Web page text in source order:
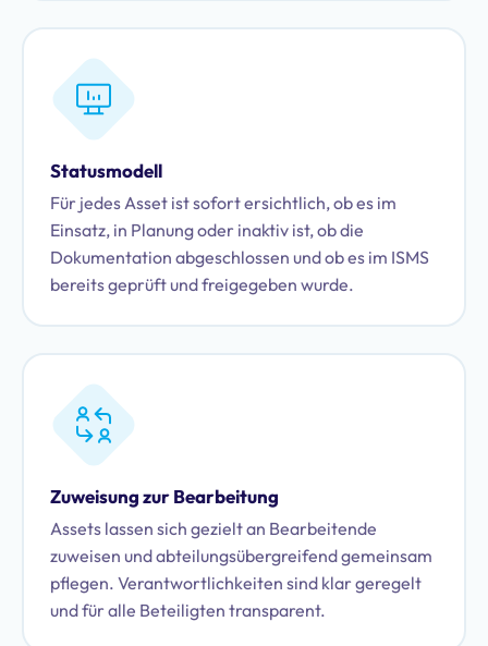
Statusmodell
Für jedes Asset ist sofort ersichtlich, ob es im
Einsatz, in Planung oder inaktiv ist, ob die
Dokumentation abgeschlossen und ob es im ISMS
bereits geprüft und freigegeben wurde.
Zuweisung zur Bearbeitung
Assets lassen sich gezielt an Bearbeitende
zuweisen und abteilungsübergreifend gemeinsam
pflegen. Verantwortlichkeiten sind klar geregelt
und für alle Beteiligten transparent.